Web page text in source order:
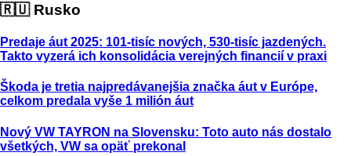
🇷🇺 Rusko
Predaje áut 2025: 101-tisíc nových, 530-tisíc jazdených.
Takto vyzerá ich konsolidácia verejných financií v praxi
Škoda je tretia najpredávanejšia značka áut v Európe,
celkom predala vyše 1 milión áut
Nový VW TAYRON na Slovensku: Toto auto nás dostalo
všetkých, VW sa opäť prekonal